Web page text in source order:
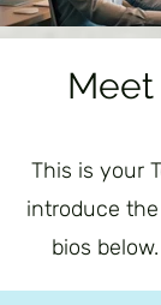
Meet
This is your
introduce
bios